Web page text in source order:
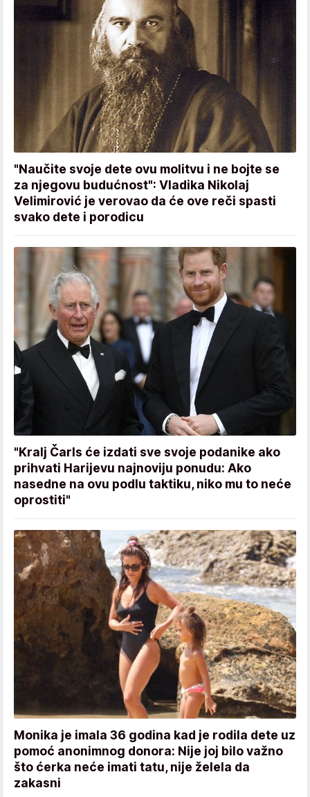
"Naučite svoje dete ovu molitvu i ne bojte se
za njegovu budućnost": Vladika Nikolaj
Velimirović je verovao da će ove reči spasti
svako dete i porodicu
"Kralj Čarls će izdati sve svoje podanike ako
prihvati Harijevu najnoviju ponudu: Ako
nasedne na ovu podlu taktiku, niko mu to neće
oprostiti"
Monika je imala 36 godina kad je rodila dete uz
pomoć anonimnog donora: Nije joj bilo važno
što ćerka neće imati tatu, nije želela da
zakasni